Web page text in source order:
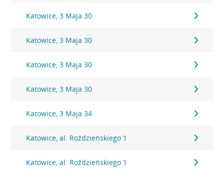
Katowice, 3 Maja 30
Katowice, 3 Maja 30
Katowice, 3 Maja 30
Katowice, 3 Maja 30
Katowice, 3 Maja 34
Katowice, al. Roździeńskiego 1
Katowice, al. Roździeńskiego 1